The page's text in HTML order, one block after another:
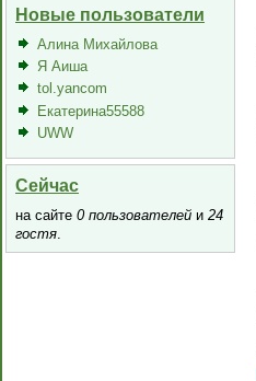
Новые пользователи
Алина Михайлова
Я Аиша
tol.yancom
Екатерина55588
UWW
Сейчас
на сайте 0 пользователей и 24
гостя.